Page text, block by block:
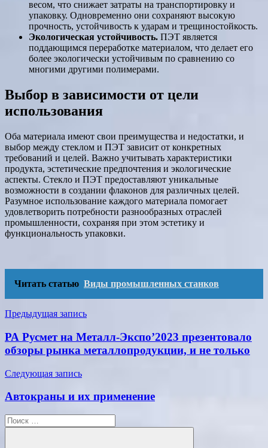
весом, что снижает затраты на транспортировку и
упаковку. Одновременно они сохраняют высокую
прочность, устойчивость к ударам и трещиностойкость.
Экологическая устойчивость. ПЭТ является
поддающимся переработке материалом, что делает его
более экологически устойчивым по сравнению со
многими другими полимерами.
Выбор в зависимости от цели
использования
Оба материала имеют свои преимущества и недостатки, и
выбор между стеклом и ПЭТ зависит от конкретных
требований и целей. Важно учитывать характеристики
продукта, эстетические предпочтения и экологические
аспекты. Стекло и ПЭТ предоставляют уникальные
возможности в создании флаконов для различных целей.
Разумное использование каждого материала помогает
удовлетворить потребности разнообразных отраслей
промышленности, сохраняя при этом эстетику и
функциональность упаковки.
Читать статью Виды промышленных станков
Навигация
по
записям
Предыдущая запись
РА Русмет на Металл-Экспо’2023 презентовало
обзоры рынка металлопродукции, и не только
Следующая запись
Автокраны и их применение
Поиск
для: